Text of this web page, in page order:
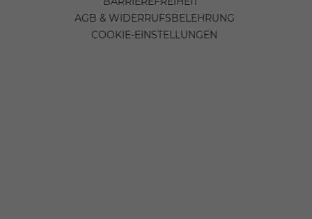
AGB & WIDERRUFSBELEHRUNG
COOKIE-EINSTELLUNGEN